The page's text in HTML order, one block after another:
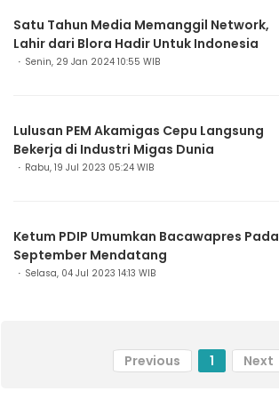
Satu Tahun Media Memanggil Network,
Lahir dari Blora Hadir Untuk Indonesia
Senin, 29 Jan 2024 10:55 WIB
Lulusan PEM Akamigas Cepu Langsung
Bekerja di Industri Migas Dunia
Rabu, 19 Jul 2023 05:24 WIB
Ketum PDIP Umumkan Bacawapres Pada
September Mendatang
Selasa, 04 Jul 2023 14:13 WIB
Previous 1 Next